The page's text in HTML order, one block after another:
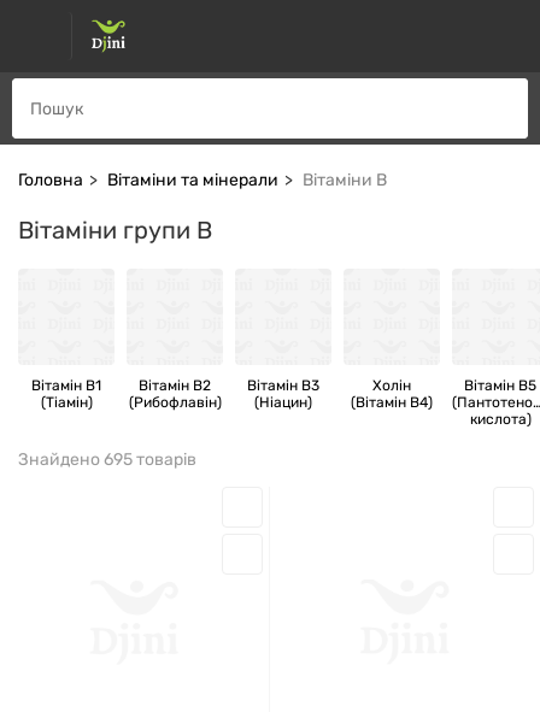
Головна Вітаміни та мінерали Вітаміни В
Вітаміни групи B
Вітамін В1
(Тіамін)
Вітамін В2
(Рибофлавін)
Вітамін В3
(Ніацин)
Холін
(Вітамін В4)
Вітамін В5
кислота)
Знайдено 695 товарів